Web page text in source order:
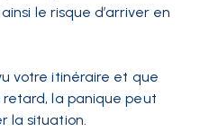
le risque d’arriver en
votre itinéraire et que
la panique peut
la situation.